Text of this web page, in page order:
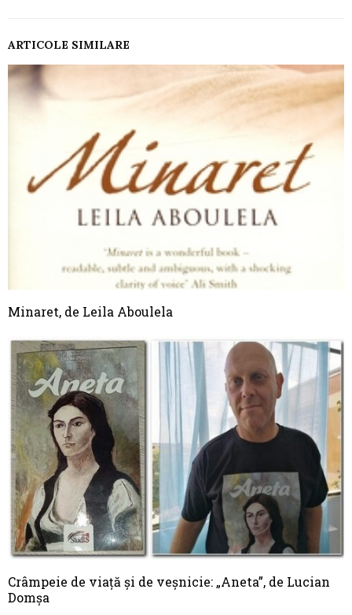
ARTICOLE SIMILARE
Minaret, de Leila Aboulela
Crâmpeie de viaţă şi de veşnicie: „Aneta”, de Lucian
Domşa